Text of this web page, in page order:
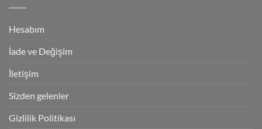
Hesabım
İade ve Değişim
İletişim
Sizden gelenler
Gizlilik Politikası